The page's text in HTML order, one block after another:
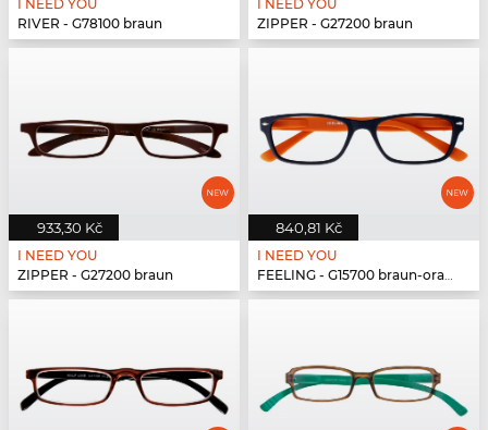
I NEED YOU
RIVER - G78100 braun
I NEED YOU
ZIPPER - G27200 braun
933,30 Kč
I NEED YOU
ZIPPER - G27200 braun
840,81 Kč
I NEED YOU
FEELING - G15700 braun-orange